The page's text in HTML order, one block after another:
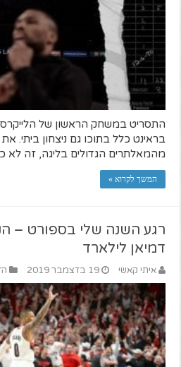
התסריט במשחק הראשון של הלייקרס
בראינט כלל בתוכו גם ניצחון ביתי.
מהמאלתרים הגדולים בליגה, זה לא כל
המשך לקרוא »
רגע השנה שלי בספורט –
דמיאן לילארד
איתי קאשי 19 בדצמבר 2019